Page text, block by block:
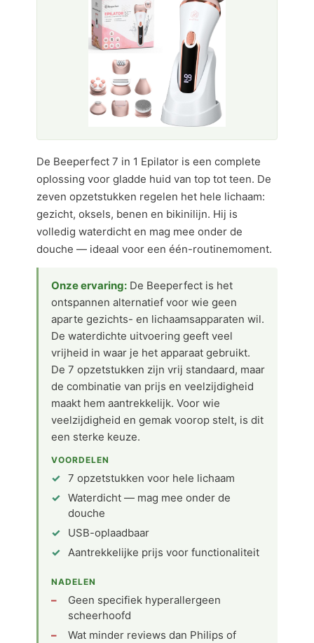
De Beeperfect 7 in 1 Epilator is een complete
oplossing voor gladde huid van top tot teen. De
zeven opzetstukken regelen het hele lichaam:
gezicht, oksels, benen en bikinilijn. Hij is
volledig waterdicht en mag mee onder de
douche — ideaal voor een één-routinemoment.
Onze ervaring: De Beeperfect is het
ontspannen alternatief voor wie geen
aparte gezichts- en lichaamsapparaten wil.
De waterdichte uitvoering geeft veel
vrijheid in waar je het apparaat gebruikt.
De 7 opzetstukken zijn vrij standaard, maar
de combinatie van prijs en veelzijdigheid
maakt hem aantrekkelijk. Voor wie
veelzijdigheid en gemak voorop stelt, is dit
een sterke keuze.
VOORDELEN
7 opzetstukken voor hele lichaam
Waterdicht — mag mee onder de
douche
USB-oplaadbaar
Aantrekkelijke prijs voor functionaliteit
NADELEN
Geen specifiek hyperallergeen
scheerhoofd
Wat minder reviews dan Philips of